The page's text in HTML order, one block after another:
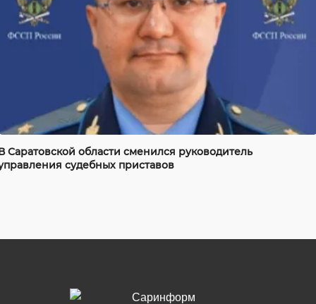
Саратовской области сменился руководитель
судебных приставов